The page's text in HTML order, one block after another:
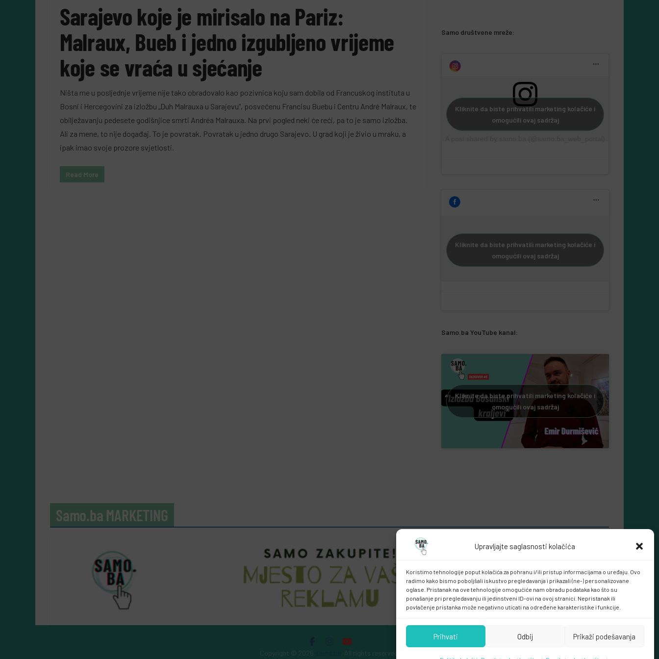
Upravljajte saglasnosti kolačića
Koristimo tehnologije poput kolačića za pohranu i/ili pristup informacijama o uređaju. Ovo
radimo kako bismo poboljšali iskustvo pregledavanja i prikazali (ne-) personalizovane
oglase. Pristanak na ove tehnologije omogućiće nam obradu podataka kao što su
ponašanje pri pregledavanju ili jedinstveni ID-ovi na ovoj stranici. Nepristanak ili
povlačenje pristanka može negativno uticati na određene karakteristike i funkcije.
Prihvati Odbij Prikaži podešavanja
Sarajevo koje je mirisalo na Pariz:
Malraux, Bueb i jedno izgubljeno vrijeme
koje se vraća u sjećanje
Ništa me u posljednje vrijeme nije tako obradovalo kao pozivnica koju sam dobila od Francuskog instituta u
Bosni i Hercegovini za izložbu „Duh Malrauxa u Sarajevu“, posvećenu Francisu Buebu i Centru André Malraux, te
obilježavanju pedesete godišnjice smrti Andréa Malrauxa. Na prvi pogled neki će reći, pa to je samo izložba.
Ali za mene, to nije događaj. To je povratak. Povratak u jedno drugo Sarajevo. U grad koji je živio u mraku, a
ipak imao svoje prozore svjetlosti.
Read More
Samo društvene mreže:
Samo.ba YouTube kanal:
Kliknite da biste prihvatili marketing kolačiće i
omogućili ovaj sadržaj